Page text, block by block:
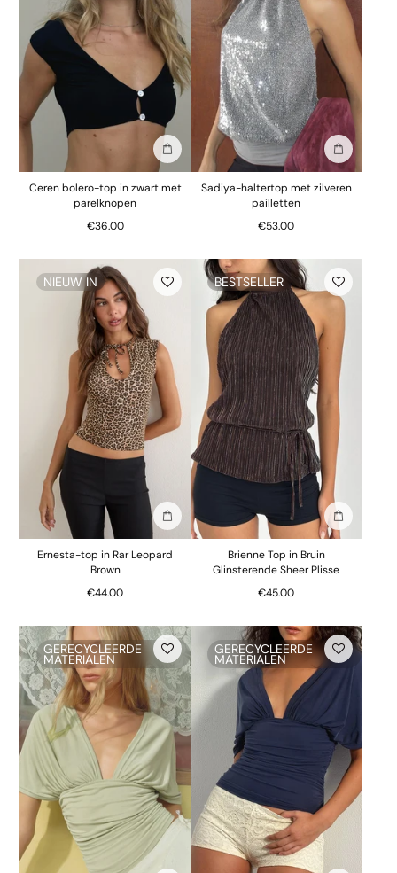
In winkelmand
Ceren bolero-top in zwart met
parelknopen
€36.00
In
Sadiya-haltertop met zilveren
pailletten
€53.00
NIEUW IN
In winkelmand
Ernesta-top in Rar Leopard
Brown
€44.00
BESTSELLER
In
Brienne Top in Bruin
Glinsterende Sheer Plisse
€45.00
GERECYCLEERDE
MATERIALEN
GERECYCLEERDE
MATERIALEN